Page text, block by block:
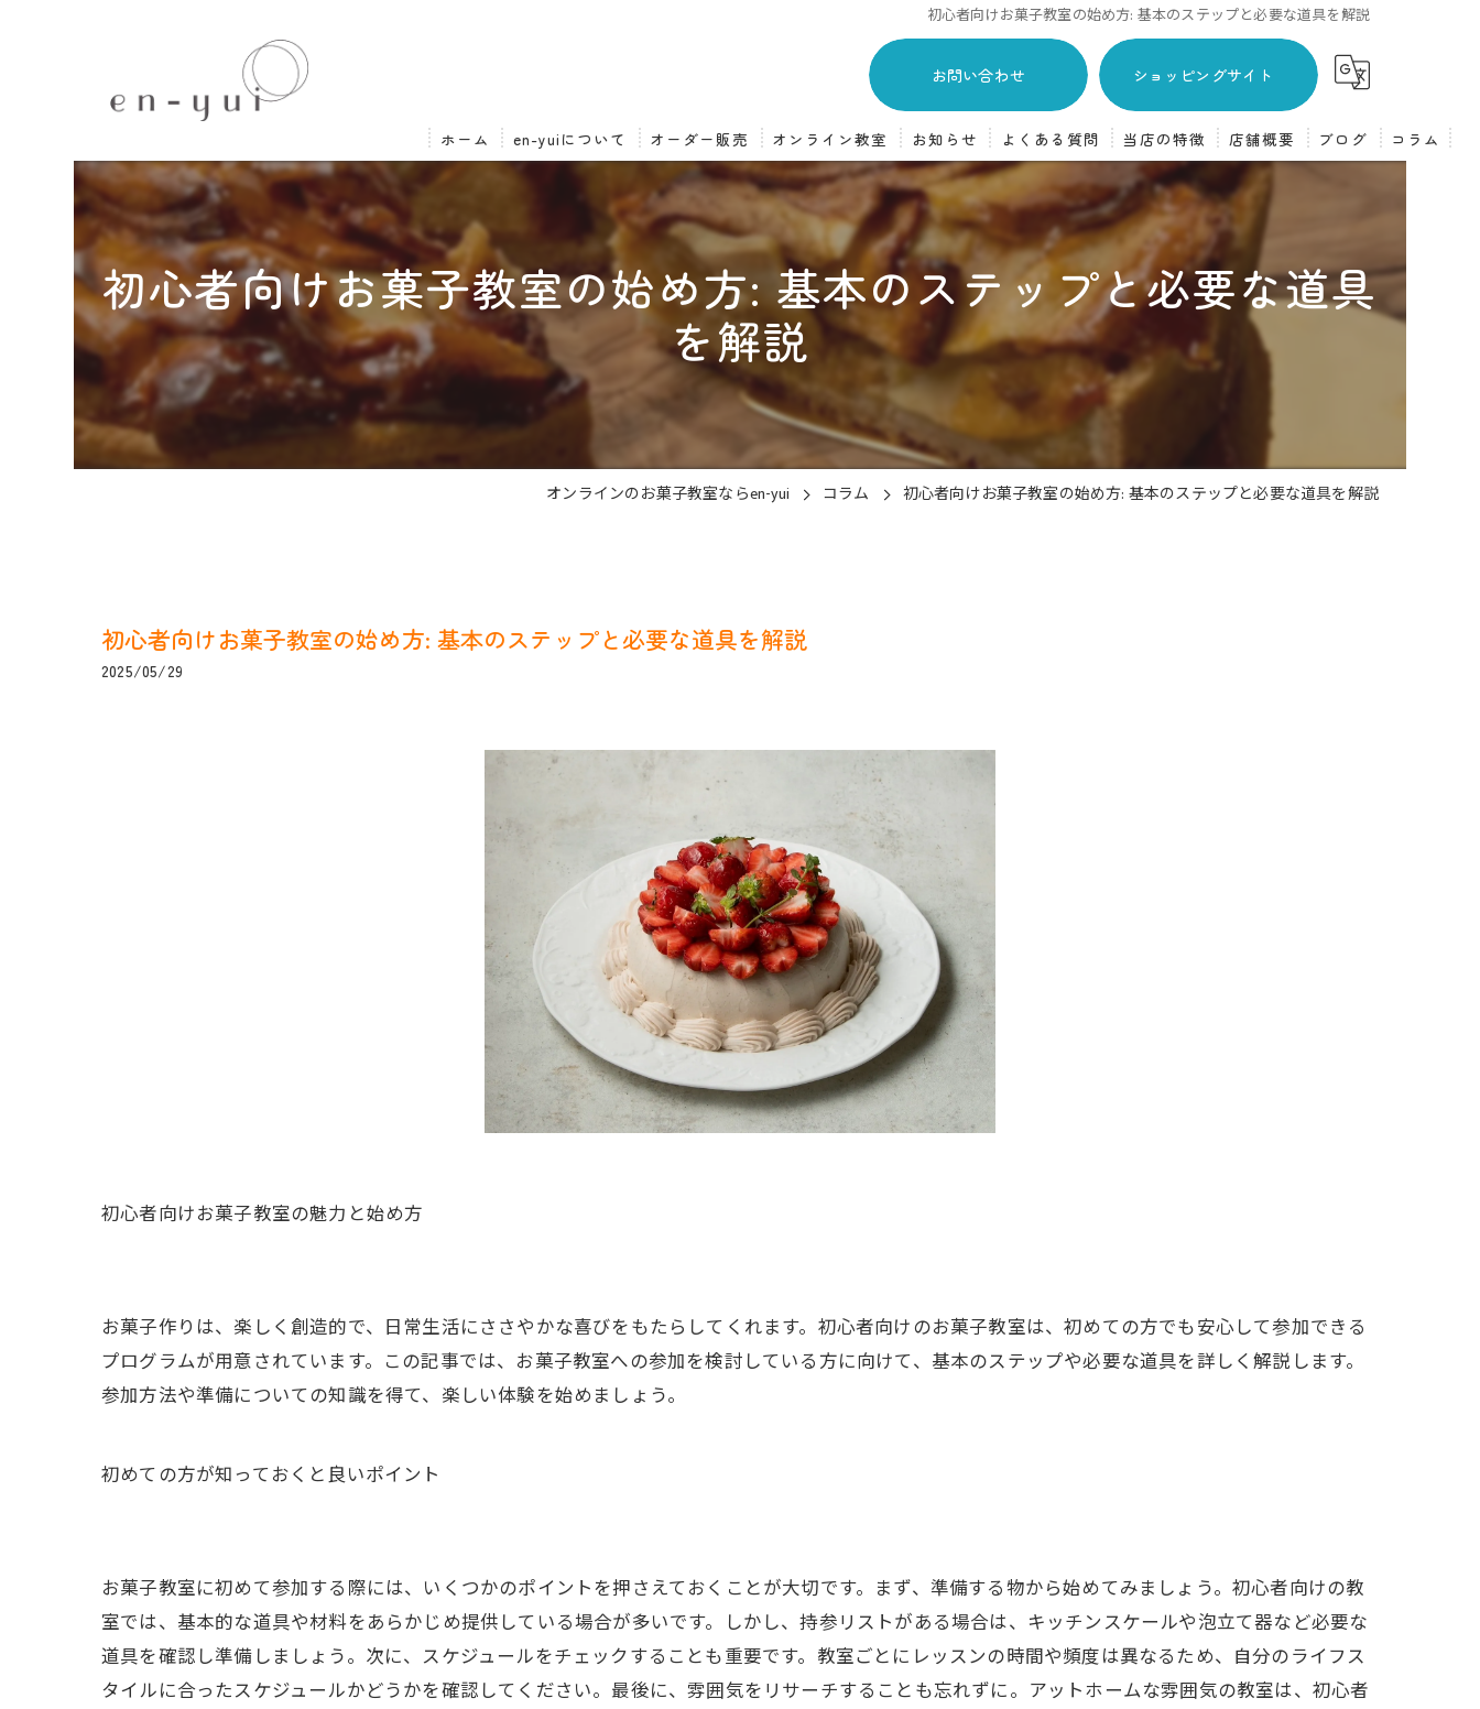
初心者向けお菓子教室の始め方: 基本のステップと必要な道具を解説
お問い合わせ ショッピングサイト
ホーム en-yuiについて オーダー販売
スイーツオーダー販売
オーダーの流れ
オンライン教室
オンライン教室について
オンライン教室の流れ
お知らせ よくある質問 当店の特徴
主婦
焼き菓子
フランス菓子
ケーキ
店舗概要 ブログ コラム
初心者向けお菓子教室の始め方: 基本のステップと必要な道具
を解説
オンラインのお菓子教室ならen-yui コラム 初心者向けお菓子教室の始め方: 基本のステップと必要な道具を解説
初心者向けお菓子教室の始め方: 基本のステップと必要な道具を解説
2025/05/29
初心者向けお菓子教室の魅力と始め方
お菓子作りは、楽しく創造的で、日常生活にささやかな喜びをもたらしてくれます。初心者向けのお菓子教室は、初めての方でも安心して参加できる
プログラムが用意されています。この記事では、お菓子教室への参加を検討している方に向けて、基本のステップや必要な道具を詳しく解説します。
参加方法や準備についての知識を得て、楽しい体験を始めましょう。
初めての方が知っておくと良いポイント
お菓子教室に初めて参加する際には、いくつかのポイントを押さえておくことが大切です。まず、準備する物から始めてみましょう。初心者向けの教
室では、基本的な道具や材料をあらかじめ提供している場合が多いです。しかし、持参リストがある場合は、キッチンスケールや泡立て器など必要な
道具を確認し準備しましょう。次に、スケジュールをチェックすることも重要です。教室ごとにレッスンの時間や頻度は異なるため、自分のライフス
タイルに合ったスケジュールかどうかを確認してください。最後に、雰囲気をリサーチすることも忘れずに。アットホームな雰囲気の教室は、初心者